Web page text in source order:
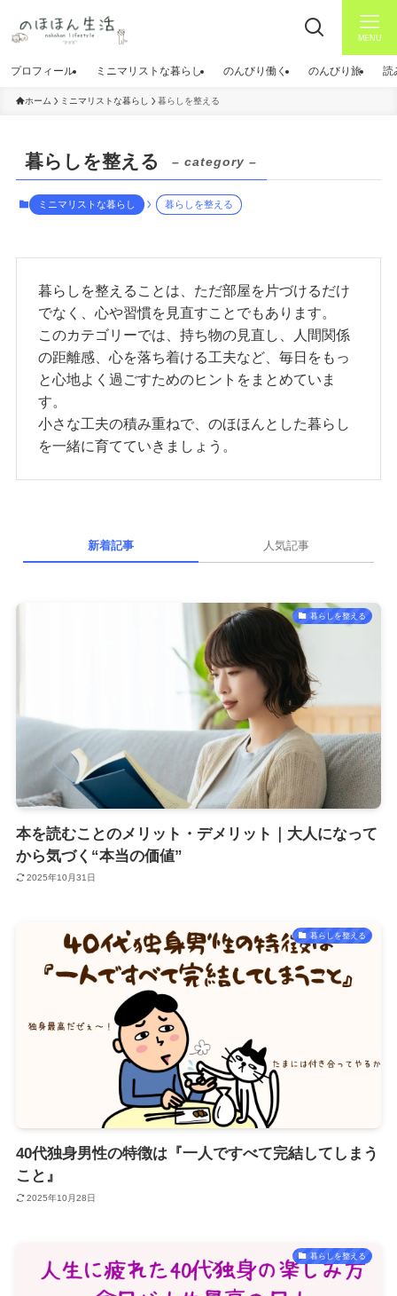
MENU
プロフィール ミニマリストな暮らし のんびり働く のんびり旅 読
ホーム ミニマリストな暮らし 暮らしを整える
暮らしを整える – category –
ミニマリストな暮らし 暮らしを整える
暮らしを整えることは、ただ部屋を片づけるだけ
でなく、心や習慣を見直すことでもあります。
このカテゴリーでは、持ち物の見直し、人間関係
の距離感、心を落ち着ける工夫など、毎日をもっ
と心地よく過ごすためのヒントをまとめていま
す。
小さな工夫の積み重ねで、のほほんとした暮らし
を一緒に育てていきましょう。
新着記事 人気記事
暮らしを整える
本を読むことのメリット・デメリット｜大人になって
から気づく“本当の価値”
2025年10月31日
暮らしを整える
40代独身男性の特徴は『一人ですべて完結してしまう
こと』
2025年10月28日
暮らしを整える